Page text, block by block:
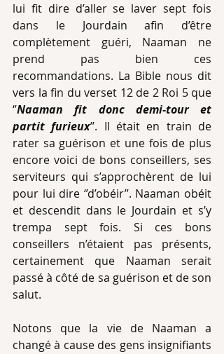
lui fit dire d’aller se laver sept fois
dans le Jourdain afin d’être
complètement guéri, Naaman ne
prend pas bien ces
recommandations. La Bible nous dit
vers la fin du verset 12 de 2 Roi 5 que
‘’Naaman fit donc demi-tour et
partit furieux’’. Il était en train de
rater sa guérison et une fois de plus
encore voici de bons conseillers, ses
serviteurs qui s’approchèrent de lui
pour lui dire ‘’d’obéir’’. Naaman obéit
et descendit dans le Jourdain et s’y
trempa sept fois. Si ces bons
conseillers n’étaient pas présents,
certainement que Naaman serait
passé à côté de sa guérison et de son
salut.
Notons que la vie de Naaman a
changé à cause des gens insignifiants